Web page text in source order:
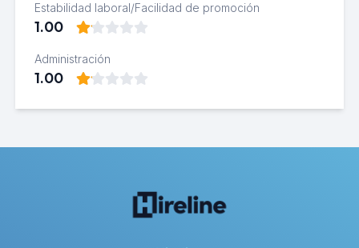
Estabilidad laboral/Facilidad de promoción
1.00
Administración
1.00